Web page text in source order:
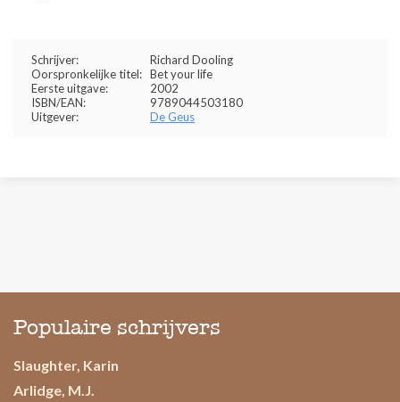
Schrijver:
Richard Dooling
Oorspronkelijke titel: Bet your life
Eerste uitgave:
2002
ISBN/EAN:
9789044503180
Uitgever:
De Geus
Populaire schrijvers
Slaughter, Karin
Arlidge, M.J.